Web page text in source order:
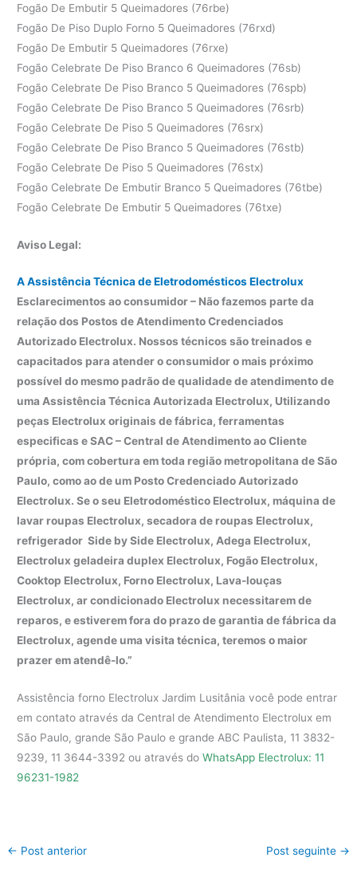
Fogão De Embutir 5 Queimadores (76rbe)
Fogão De Piso Duplo Forno 5 Queimadores (76rxd)
Fogão De Embutir 5 Queimadores (76rxe)
Fogão Celebrate De Piso Branco 6 Queimadores (76sb)
Fogão Celebrate De Piso Branco 5 Queimadores (76spb)
Fogão Celebrate De Piso Branco 5 Queimadores (76srb)
Fogão Celebrate De Piso 5 Queimadores (76srx)
Fogão Celebrate De Piso Branco 5 Queimadores (76stb)
Fogão Celebrate De Piso 5 Queimadores (76stx)
Fogão Celebrate De Embutir Branco 5 Queimadores (76tbe)
Fogão Celebrate De Embutir 5 Queimadores (76txe)
Aviso Legal:
A Assistência Técnica de Eletrodomésticos Electrolux
Esclarecimentos ao consumidor – Não fazemos parte da
relação dos Postos de Atendimento Credenciados
Autorizado Electrolux. Nossos técnicos são treinados e
capacitados para atender o consumidor o mais próximo
possível do mesmo padrão de qualidade de atendimento de
uma Assistência Técnica Autorizada Electrolux, Utilizando
peças Electrolux originais de fábrica, ferramentas
especificas e SAC – Central de Atendimento ao Cliente
própria, com cobertura em toda região metropolitana de São
Paulo, como ao de um Posto Credenciado Autorizado
Electrolux. Se o seu Eletrodoméstico Electrolux, máquina de
lavar roupas Electrolux, secadora de roupas Electrolux,
refrigerador Side by Side Electrolux, Adega Electrolux,
Electrolux geladeira duplex Electrolux, Fogão Electrolux,
Cooktop Electrolux, Forno Electrolux, Lava-louças
Electrolux, ar condicionado Electrolux necessitarem de
reparos, e estiverem fora do prazo de garantia de fábrica da
Electrolux, agende uma visita técnica, teremos o maior
prazer em atendê-lo.”
Assistência forno Electrolux Jardim Lusitânia você pode entrar
em contato através da Central de Atendimento Electrolux em
São Paulo, grande São Paulo e grande ABC Paulista, 11 3832-
9239, 11 3644-3392 ou através doWhatsApp Electrolux: 11
96231-1982
← Post anterior Post seguinte →